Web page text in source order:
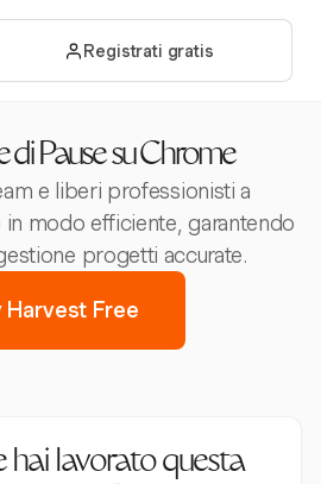
Registrati gratis
di Pause su Chrome
e liberi professionisti a
modo efficiente, garantendo
progetti accurate.
Harvest Free
hai lavorato questa